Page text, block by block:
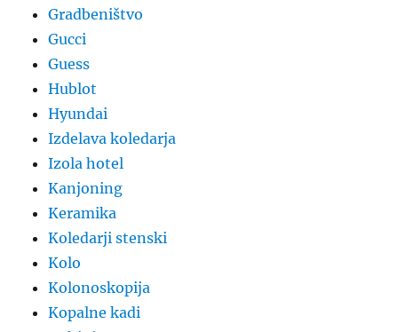
Gradbeništvo
Gucci
Guess
Hublot
Hyundai
Izdelava koledarja
Izola hotel
Kanjoning
Keramika
Koledarji stenski
Kolo
Kolonoskopija
Kopalne kadi